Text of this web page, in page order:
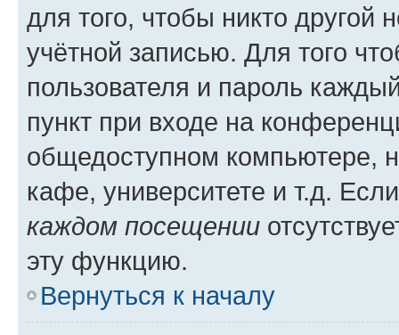
для того, чтобы никто другой
учётной записью. Для того
пользователя и пароль
пункт при входе на
общедоступном компьютере,
кафе, университете и т.д.
каждом посещении
эту функцию.
Вернуться к началу